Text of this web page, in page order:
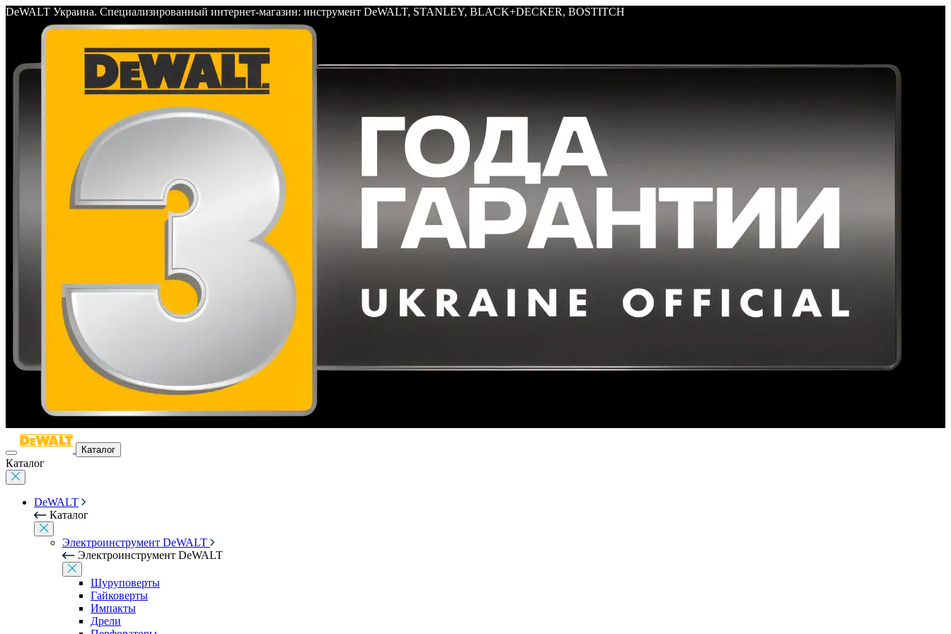
DeWALT Украина. Специализированный интернет-магазин: инструмент DeWALT, STANLEY, BLACK+DECKER, BOSTITCH
Каталог
Каталог
DeWALT
Каталог
Электроинструмент DeWALT
Электроинструмент DeWALT
Шуруповерты
Гайковерты
Импакты
Дрели